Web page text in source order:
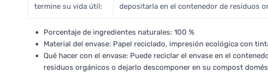
termine su vida útil:
depositarla en el contenedor de residuos
Porcentaje de ingredientes naturales: 100 %
Material del envase: Papel reciclado, impresión ecológica con
Qué hacer con el envase: Puede reciclar el envase en el
residuos orgánicos o dejarlo descomponer en su compost